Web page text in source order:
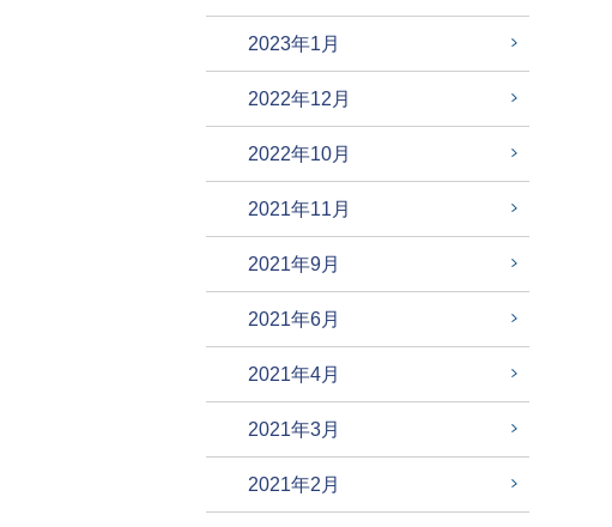
2023年1月
2022年12月
2022年10月
2021年11月
2021年9月
2021年6月
2021年4月
2021年3月
2021年2月